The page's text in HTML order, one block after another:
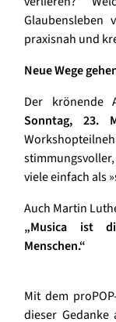
Glaubensleben
praxisnah und
Neue Wege
Der krönende
Sonntag, 23.
viele einfach als
Auch Martin
„Musica ist
Menschen.“
Mit dem
dieser